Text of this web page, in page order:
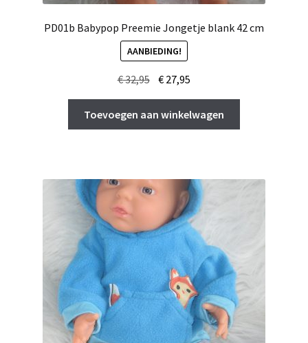
PD01b Babypop Preemie Jongetje blank 42 cm
AANBIEDING!
€32,95 Oorspronkelijke
was:
€ 32,95.
€ 27,95
is:
€ 27,95.
Toevoegen aan winkelwagen